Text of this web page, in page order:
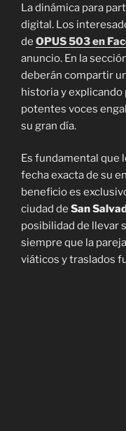
La dinámica para
digital. Los
de OPUS 503 en
anuncio. En la
deberán compartir
historia y explicando
potentes voces
su gran día.
Es fundamental que
fecha exacta de su
beneficio es
ciudad de San
posibilidad de llevar
siempre que la
viáticos y traslados